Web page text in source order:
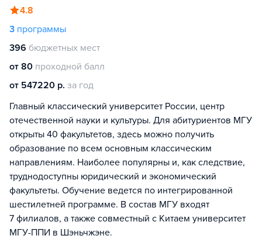
4.8
3 программы
396 бюджетных мест
от 80 проходной балл
от 547220 р. за год
Главный классический университет России, центр
отечественной науки и культуры. Для абитуриентов МГУ
открыты 40 факультетов, здесь можно получить
образование по всем основным классическим
направлениям. Наиболее популярны и, как следствие,
труднодоступны юридический и экономический
факультеты. Обучение ведется по интегрированной
шестилетней программе. В состав МГУ входят
7 филиалов, а также совместный с Китаем университет
МГУ-ППИ в Шэньчжэне.